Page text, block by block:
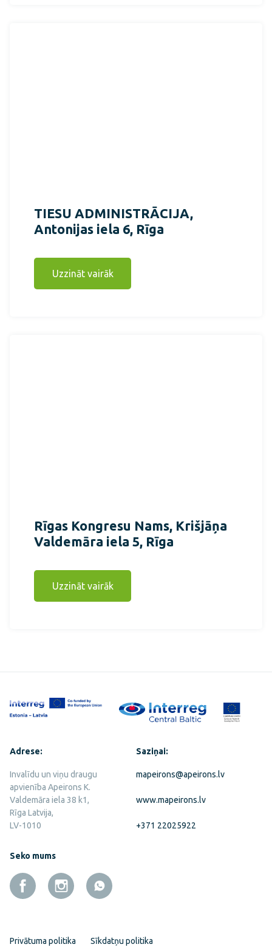
TIESU ADMINISTRĀCIJA,
Antonijas iela 6, Rīga
Uzzināt vairāk
Rīgas Kongresu Nams, Krišjāņa
Valdemāra iela 5, Rīga
Uzzināt vairāk
Adrese:
Invalīdu un viņu draugu
apvienība Apeirons K.
Valdemāra iela 38 k1,
Rīga Latvija,
LV-1010
Saziņai:
mapeirons@apeirons.lv
www.mapeirons.lv
+371 22025922
Seko mums
Privātuma politika Sīkdatņu politika